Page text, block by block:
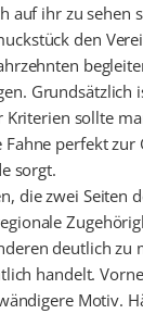
auf ihr zu sehen
den
Grundsätzlich
Kriterien sollte
Fahne perfekt
sorgt.
die zwei Seiten
deutlich zu
handelt.
Motiv.